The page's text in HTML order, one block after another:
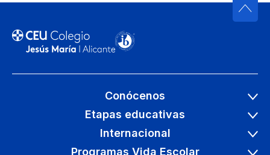
Conócenos
Etapas educativas
Internacional
Programas Vida Escolar